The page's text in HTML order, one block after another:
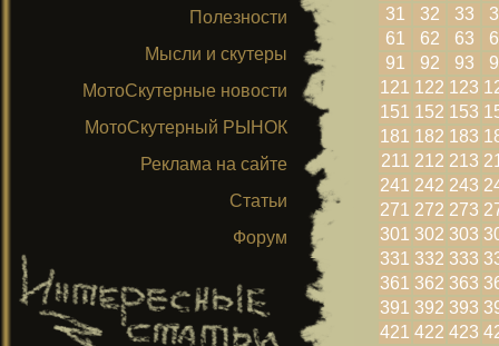
Полезности
Мысли и скутеры
МотоСкутерные новости
МотоСкутерный РЫНОК
Реклама на сайте
Статьи
Форум
31
32 33
61
62 63
91
92 93
121 122 123
151 152 153
181 182 183
211 212 213
241 242 243
271 272 273
301 302 303
331 332 333
361 362 363
391 392 393
421 422 423